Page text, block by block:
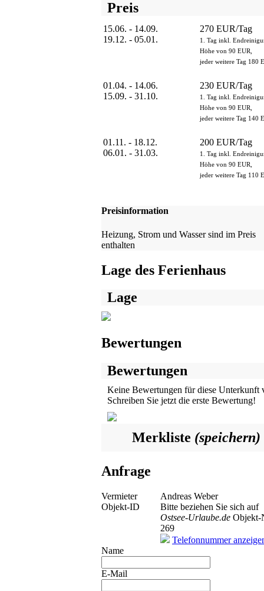
Preis
15.06. - 14.09.
19.12. - 05.01.
270 EUR/Tag
1. Tag inkl.
Höhe von 90 EUR,
jeder weitere Tag 180
01.04. - 14.06.
15.09. - 31.10.
230 EUR/Tag
1. Tag inkl.
Höhe von 90 EUR,
jeder weitere Tag 140
01.11. - 18.12.
06.01. - 31.03.
200 EUR/Tag
1. Tag inkl.
Höhe von 90 EUR,
jeder weitere Tag 110
Preisinformation
Heizung, Strom und Wasser sind im Preis
enthalten
Lage des Ferienhaus
Lage
Bewertungen
Bewertungen
Keine Bewertungen für diese Unterkunft
Schreiben Sie jetzt die erste Bewertung!
Merkliste (speichern)
Anfrage
Vermieter
Andreas Weber
Objekt-ID
Bitte beziehen Sie sich auf
Ostsee-Urlaube.de Objekt-
269
Telefonnummer
Name
E-Mail